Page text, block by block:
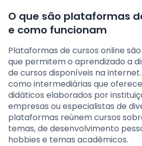
O que são plataformas
e como funcionam
Plataformas de cursos online
que permitem o aprendizado a
de cursos disponíveis na
como intermediárias que
didáticos elaborados por
empresas ou especialistas de
plataformas reúnem cursos
temas, de desenvolvimento
hobbies e temas acadêmicos.